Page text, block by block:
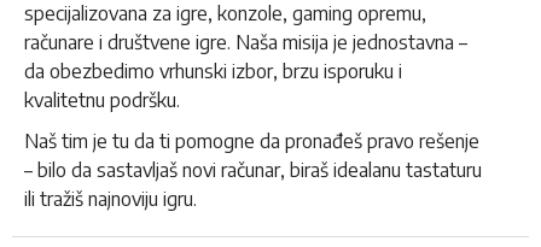
specijalizovana za igre, konzole, gaming opremu,
računare i društvene igre. Naša misija je jednostavna –
da obezbedimo vrhunski izbor, brzu isporuku i
kvalitetnu podršku.
Naš tim je tu da ti pomogne da pronađeš pravo rešenje
– bilo da sastavljaš novi računar, biraš idealanu tastaturu
ili tražiš najnoviju igru.